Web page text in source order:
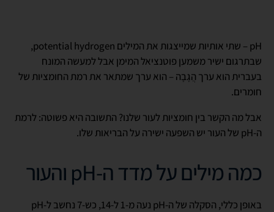
pH – שתי אותיות שמייצגות את המילים potential hydrogen,
שבתרגום ישיר משמען פוטנציאל המימן אבל למעשה המונח
בעברית הוא ערך הֲגָבָה – הוא ערך שמתאר את רמת החומציות של
חומרים.
אבל מה הקשר בין חומציות לעור שלנו? התשובה היא פשוטה: לרמת
ה-pH של העור יש השפעה ישירה על הבריאות שלו.
כמה מילים על מדד ה-pH והעור
באופן כללי, הסקלה של ה-pH נעה מ-1 ל-14, כש-7 נחשב ל-pH